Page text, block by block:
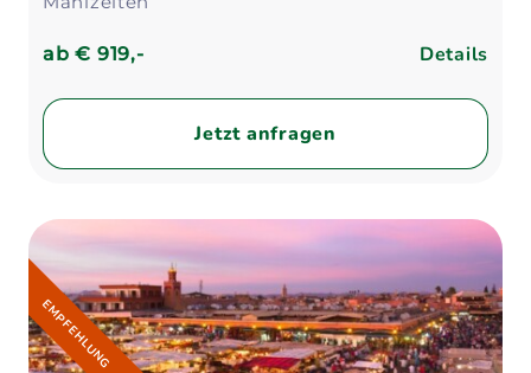
Egal, ob du die historischen Städte oder die
eine Marokko Rundreise wird dich in ihren Bann
ziehen und unvergessliche Erinnerungen
ab€ 919,- Details
Jetzt anfragen
EMPFEHLUNG